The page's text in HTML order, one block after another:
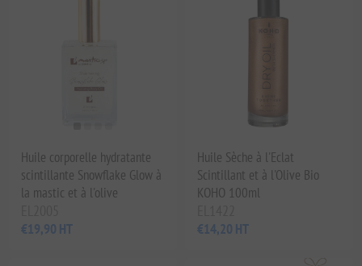
Huile corporelle hydratante
scintillante Snowflake Glow à
la mastic et à l'olive
€19,90 HT
Huile Sèche à l'Eclat
Scintillant et à l'Olive Bio
KOHO 100ml
€14,20 HT